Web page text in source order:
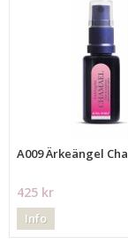
A009 Ärkeängel
425 kr
Info